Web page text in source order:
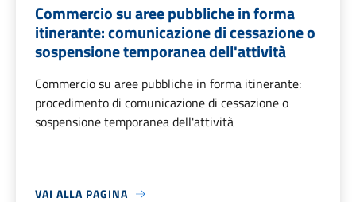
Commercio su aree pubbliche in forma
itinerante: comunicazione di cessazione o
sospensione temporanea dell'attività
Commercio su aree pubbliche in forma itinerante:
procedimento di comunicazione di cessazione o
sospensione temporanea dell'attività
VAI ALLA PAGINA